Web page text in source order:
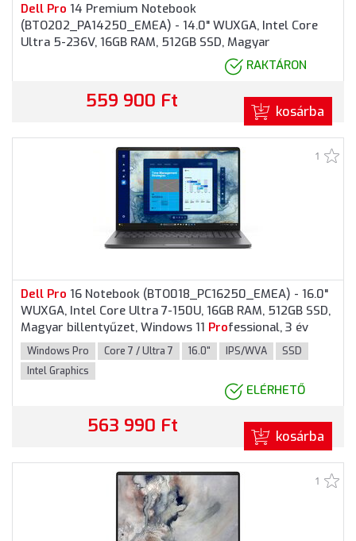
Dell Pro 14 Premium Notebook
(BTO202_PA14250_EMEA) - 14.0" WUXGA, Intel Core
Ultra 5-236V, 16GB RAM, 512GB SSD, Magyar
fessional, 3 év garancia,
RAKTÁRON
559 900 Ft kosárba
1
Dell Pro 16 Notebook (BTO018_PC16250_EMEA) - 16.0"
WUXGA, Intel Core Ultra 7-150U, 16GB RAM, 512GB SSD,
Magyar billentyűzet, Windows 11 Professional, 3 év
garancia, Grafitszürke színben
Windows Pro Core 7 / Ultra 7 16.0" IPS/WVA
SSD
Intel Graphics
ELÉRHETŐ
563 990 Ft kosárba
1